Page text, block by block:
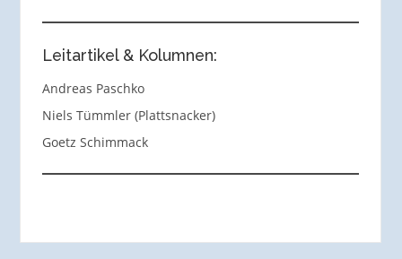
Leitartikel & Kolumnen:
Andreas Paschko
Niels Tümmler (Plattsnacker)
Goetz Schimmack